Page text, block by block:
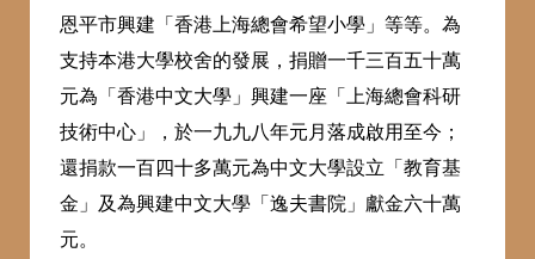
恩平市興建「香港上海總會希望小學」等等。為
支持本港大學校舍的發展，捐贈一千三百五十萬
元為「香港中文大學」興建一座「上海總會科研
技術中心」，於一九九八年元月落成啟用至今；
還捐款一百四十多萬元為中文大學設立「教育基
金」及為興建中文大學「逸夫書院」獻金六十萬
元。